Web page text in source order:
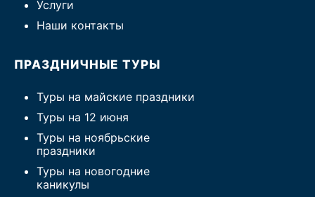
Услуги
Наши контакты
ПРАЗДНИЧНЫЕ ТУРЫ
Туры на майские праздники
Туры на 12 июня
Туры на ноябрьские
праздники
Туры на новогодние
каникулы